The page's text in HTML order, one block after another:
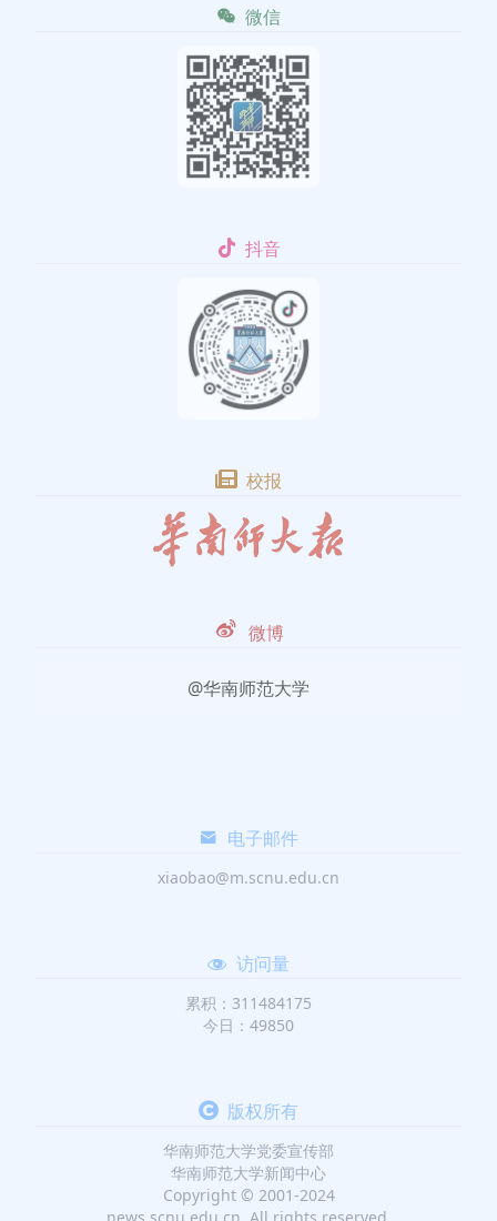
微信
抖音
校报
微博
@华南师范大学
电子邮件
xiaobao@m.scnu.edu.cn
访问量
累积：311484175
今日：49850
版权所有
华南师范大学党委宣传部
华南师范大学新闻中心
Copyright © 2001-2024